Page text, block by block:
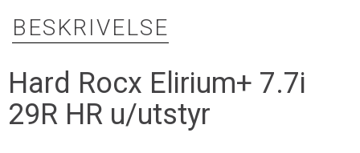
BESKRIVELSE
Hard Rocx Elirium+ 7.7i
29R HR u/utstyr